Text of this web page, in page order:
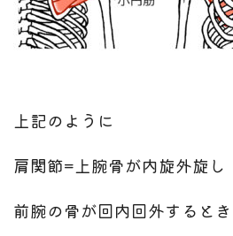
上記のように
肩関節=上腕骨が内旋外旋し
前腕の骨が回内回外するとき